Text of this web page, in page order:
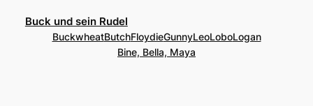
Buck und sein Rudel
BuckwheatButchFloydieGunnyLeoLoboLogan
Bine, Bella, Maya